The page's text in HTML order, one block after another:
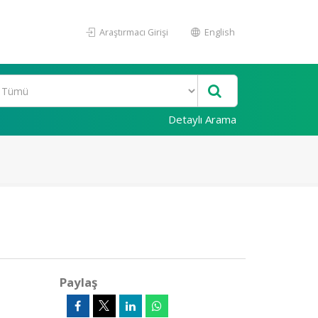
Araştırmacı Girişi English
Detaylı Arama
Paylaş